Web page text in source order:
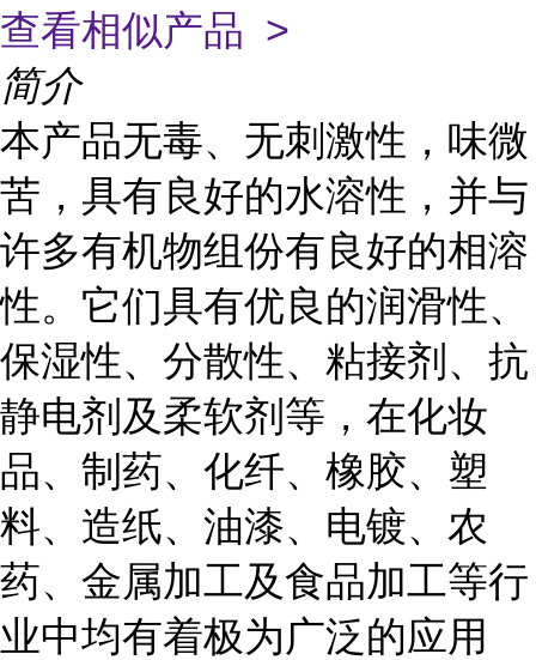
查看相似产品 >
简介
本产品无毒、无刺激性，味微
苦，具有良好的水溶性，并与
许多有机物组份有良好的相溶
性。它们具有优良的润滑性、
保湿性、分散性、粘接剂、抗
静电剂及柔软剂等，在化妆
品、制药、化纤、橡胶、塑
料、造纸、油漆、电镀、农
药、金属加工及食品加工等行
业中均有着极为广泛的应用